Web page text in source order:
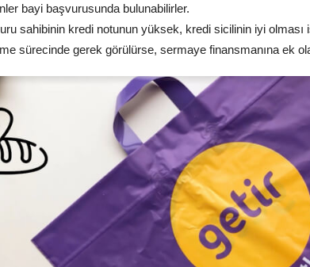
bayi başvurusunda bulunabilirler.
sahibinin kredi notunun yüksek, kredi sicilinin iyi olması
sürecinde gerek görülürse, sermaye finansmanına ek